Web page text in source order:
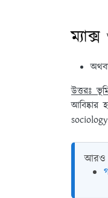
উত্তরঃ
আবিষ্কার
আরও